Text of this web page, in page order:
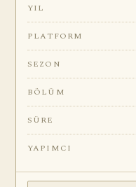
YIL
PLATFORM
SEZON
BÖLÜM
SÜRE
YAPIMCI